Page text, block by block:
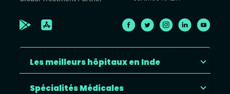
Les meilleurs hôpitaux en Inde
Spécialités Médicales